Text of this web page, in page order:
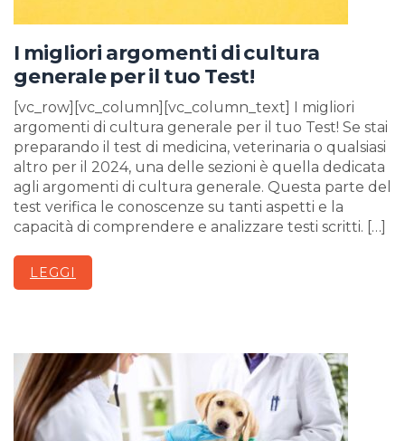
I migliori argomenti di cultura
generale per il tuo Test!
[vc_row][vc_column][vc_column_text] I migliori
argomenti di cultura generale per il tuo Test! Se stai
preparando il test di medicina, veterinaria o qualsiasi
altro per il 2024, una delle sezioni è quella dedicata
agli argomenti di cultura generale. Questa parte del
test verifica le conoscenze su tanti aspetti e la
capacità di comprendere e analizzare testi scritti. […]
LEGGI